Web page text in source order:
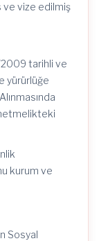
ve vize edilmiş
2009 tarihli ve
yürürlüğe
kurum ve
Sosyal